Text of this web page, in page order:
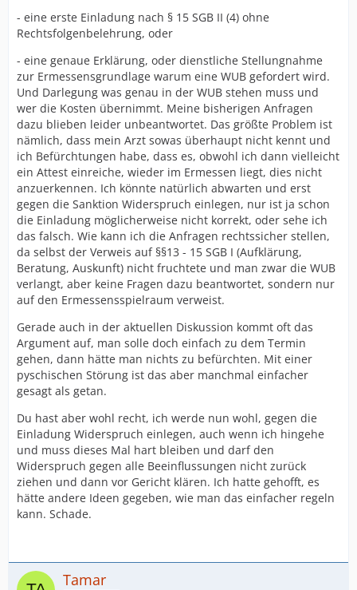
- eine erste Einladung nach § 15 SGB II (4) ohne
Rechtsfolgenbelehrung, oder
- eine genaue Erklärung, oder dienstliche Stellungnahme
zur Ermessensgrundlage warum eine WUB gefordert wird.
Und Darlegung was genau in der WUB stehen muss und
wer die Kosten übernimmt. Meine bisherigen Anfragen
dazu blieben leider unbeantwortet. Das größte Problem ist
nämlich, dass mein Arzt sowas überhaupt nicht kennt und
ich Befürchtungen habe, dass es, obwohl ich dann vielleicht
ein Attest einreiche, wieder im Ermessen liegt, dies nicht
anzuerkennen. Ich könnte natürlich abwarten und erst
gegen die Sanktion Widerspruch einlegen, nur ist ja schon
die Einladung möglicherweise nicht korrekt, oder sehe ich
das falsch. Wie kann ich die Anfragen rechtssicher stellen,
da selbst der Verweis auf §§13 - 15 SGB I (Aufklärung,
Beratung, Auskunft) nicht fruchtete und man zwar die WUB
verlangt, aber keine Fragen dazu beantwortet, sondern nur
auf den Ermessensspielraum verweist.
Gerade auch in der aktuellen Diskussion kommt oft das
Argument auf, man solle doch einfach zu dem Termin
gehen, dann hätte man nichts zu befürchten. Mit einer
pyschischen Störung ist das aber manchmal einfacher
gesagt als getan.
Du hast aber wohl recht, ich werde nun wohl, gegen die
Einladung Widerspruch einlegen, auch wenn ich hingehe
und muss dieses Mal hart bleiben und darf den
Widerspruch gegen alle Beeinflussungen nicht zurück
ziehen und dann vor Gericht klären. Ich hatte gehofft, es
hätte andere Ideen gegeben, wie man das einfacher regeln
kann. Schade.
Tamar